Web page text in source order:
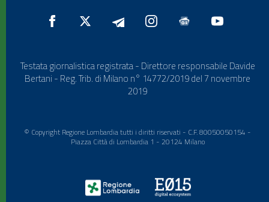
Testata giornalistica registrata - Direttore responsabile Davide
Bertani - Reg. Trib. di Milano n° 14772/2019 del 7 novembre
2019
© Copyright Regione Lombardia tutti i diritti riservati - C.F. 80050050154 -
Piazza Città di Lombardia 1 - 20124 Milano